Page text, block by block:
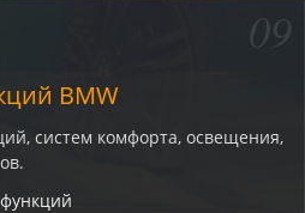
09
BMW
систем комфорта, освещения,